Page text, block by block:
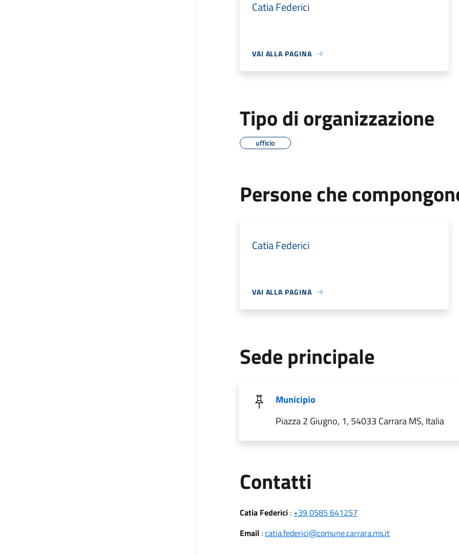
Catia Federici
VAI ALLA PAGINA
Tipo di organizzazione
ufficio
Persone che
Catia Federici
VAI ALLA PAGINA
Sede principale
Municipio
Piazza 2 Giugno, 1, 54033 Carrara MS, Italia
Contatti
Catia Federici: +39 0585 641257
Email:catia.federici@comune.carrara.ms.it